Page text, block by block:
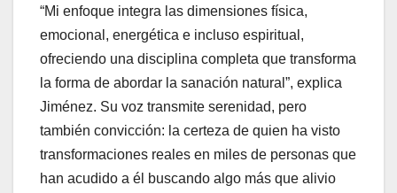
“Mi enfoque integra las dimensiones física,
emocional, energética e incluso espiritual,
ofreciendo una disciplina completa que transforma
la forma de abordar la sanación natural”, explica
Jiménez. Su voz transmite serenidad, pero
también convicción: la certeza de quien ha visto
transformaciones reales en miles de personas que
han acudido a él buscando algo más que alivio